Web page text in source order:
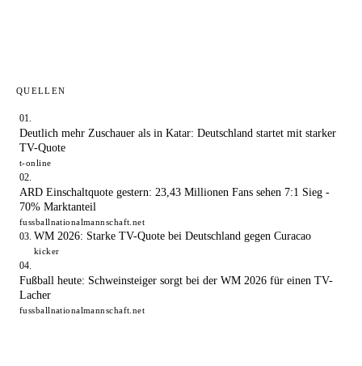
QUELLEN
Deutlich mehr Zuschauer als in Katar: Deutschland startet mit starker
TV-Quote
t-online
ARD Einschaltquote gestern: 23,43 Millionen Fans sehen 7:1 Sieg -
70% Marktanteil
fussballnationalmannschaft.net
WM 2026: Starke TV-Quote bei Deutschland gegen Curacao
kicker
Fußball heute: Schweinsteiger sorgt bei der WM 2026 für einen TV-
Lacher
fussballnationalmannschaft.net